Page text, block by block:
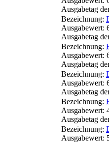
Ausgabetag
Bezeichnung:
Ausgabewert:
Ausgabetag
Bezeichnung:
Ausgabewert:
Ausgabetag
Bezeichnung:
Ausgabewert:
Ausgabetag
Bezeichnung:
Ausgabewert:
Ausgabetag
Bezeichnung:
Ausgabewert: